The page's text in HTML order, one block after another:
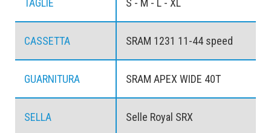
TAGLIE S - M - L - XL
CASSETTA SRAM 1231 11-44 speed
GUARNITURA SRAM APEX WIDE 40T
SELLA Selle Royal SRX